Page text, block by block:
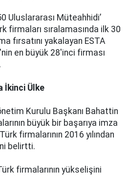
Uluslararası Müteahhidi’
firmaları sıralamasında ilk 30
fırsatını yakalayan ESTA
en büyük 28'inci firması
İkinci Ülke
Kurulu Başkanı Bahattin
büyük bir başarıya imza
firmalarının 2016 yılından
belirtti.
firmalarının yükselişini